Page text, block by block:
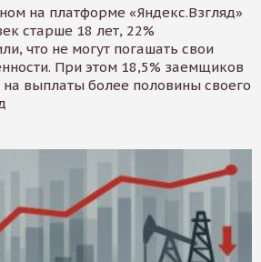
на платформе «Яндекс.Взгляд»
старше 18 лет, 22%
что не могут погашать свои
При этом 18,5% заемщиков
выплаты более половины своего